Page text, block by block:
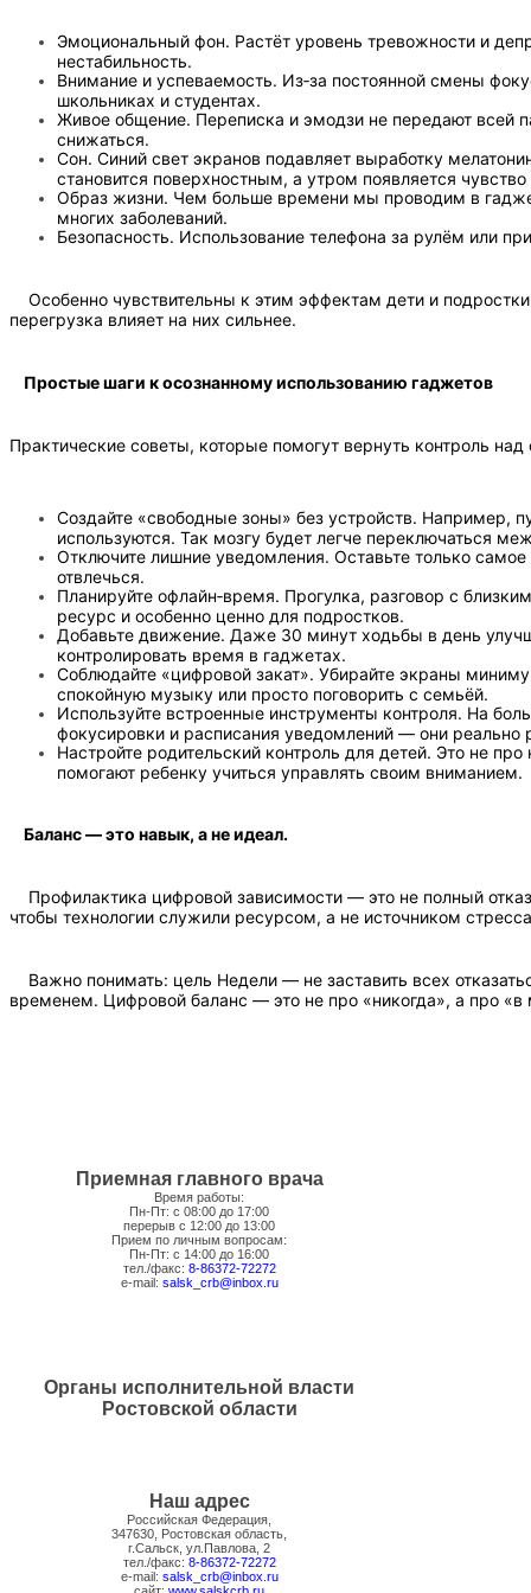
Эмоциональный фон. Растёт уровень тревожности и
нестабильность.
Внимание и успеваемость. Из‑за постоянной смены
школьниках и студентах.
Живое общение. Переписка и эмодзи не передают всей
снижаться.
Сон. Синий свет экранов подавляет выработку
становится поверхностным, а утром появляется
Образ жизни. Чем больше времени мы проводим в
многих заболеваний.
Безопасность. Использование телефона за рулём или
Особенно чувствительны к этим эффектам дети и
перегрузка влияет на них сильнее.
Простые шаги к осознанному использованию гаджетов
Практические советы, которые помогут вернуть контроль
Создайте «свободные зоны» без устройств. Например,
используются. Так мозгу будет легче переключаться
Отключите лишние уведомления. Оставьте только
отвлечься.
Планируйте офлайн‑время. Прогулка, разговор с
ресурс и особенно ценно для подростков.
Добавьте движение. Даже 30 минут ходьбы в день
контролировать время в гаджетах.
Соблюдайте «цифровой закат». Убирайте экраны
спокойную музыку или просто поговорить с семьёй.
Используйте встроенные инструменты контроля. На
фокусировки и расписания уведомлений — они реально
Настройте родительский контроль для детей. Это не
помогают ребенку учиться управлять своим вниманием.
Баланс — это навык, а не идеал.
Профилактика цифровой зависимости — это не полный
чтобы технологии служили ресурсом, а не источником
Важно понимать: цель Недели — не заставить всех
временем. Цифровой баланс — это не про «никогда», а про «в
Приемная главного врача
Время работы:
Пн-Пт: с 08:00 до 17:00
перерыв с 12:00 до 13:00
Прием по личным вопросам:
Пн-Пт: с 14:00 до 16:00
тел./факс: 8-86372-72272
e-mail: salsk_crb@inbox.ru
Органы исполнительной власти
Ростовской области
Наш адрес
Российская Федерация,
347630, Ростовская область,
г.Сальск, ул.Павлова, 2
тел./факс: 8-86372-72272
e-mail: salsk_crb@inbox.ru